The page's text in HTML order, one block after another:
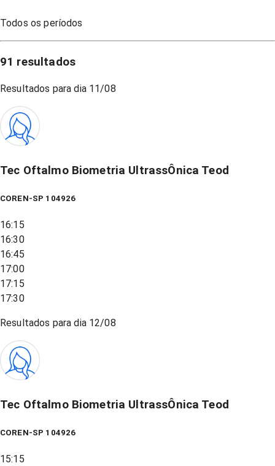
Todos os períodos
91 resultados
Resultados para dia 11/08
Tec Oftalmo Biometria UltrassÔnica Teod
COREN-SP 104926
16:15
16:30
16:45
17:00
17:15
17:30
Resultados para dia 12/08
Tec Oftalmo Biometria UltrassÔnica Teod
COREN-SP 104926
15:15